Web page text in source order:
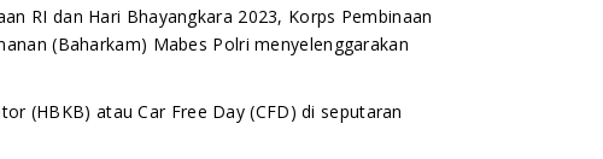
penyalur jasa tenaga
terbaik, pusdiklat
yayasan
RI dan Hari Bhayangkara 2023, Korps Pembinaan
(Baharkam) Mabes Polri menyelenggarakan
(HBKB) atau Car Free Day (CFD) di seputaran